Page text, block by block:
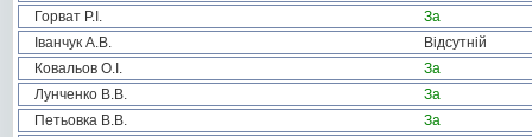
Горват Р.І.
За
Іванчук А.В.
Відсутній
Ковальов О.І.
За
Лунченко В.В.
За
Петьовка В.В.
За